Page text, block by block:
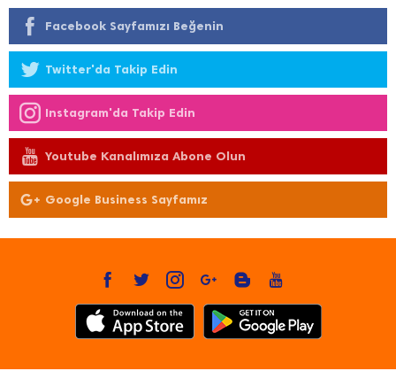
Facebook Sayfamızı Beğenin
Twitter'da Takip Edin
Instagram'da Takip Edin
Youtube Kanalımıza Abone Olun
Google Business Sayfamız